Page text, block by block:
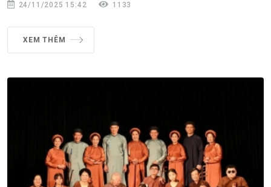
24/11/2025 15:42 1133
XEM THÊM